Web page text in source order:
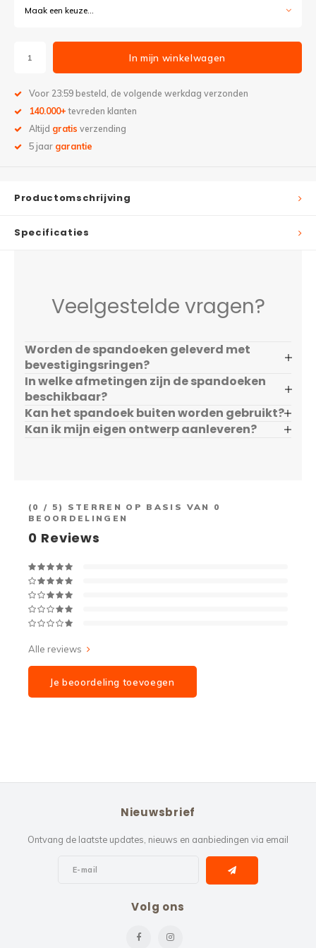
Maak een keuze...
In mijn winkelwagen
Voor 23:59 besteld, de volgende werkdag verzonden
140.000+ tevreden klanten
Altijd gratis verzending
5 jaar garantie
Productomschrijving
Specificaties
Veelgestelde vragen?
Worden de spandoeken geleverd met
bevestigingsringen?
In welke afmetingen zijn de spandoeken
beschikbaar?
Kan het spandoek buiten worden gebruikt?
Kan ik mijn eigen ontwerp aanleveren?
( 0 / 5) STERREN OP BASIS VAN 0
BEOORDELINGEN
0 Reviews
Alle reviews
Je beoordeling toevoegen
Nieuwsbrief
Ontvang de laatste updates, nieuws en aanbiedingen via email
Volg ons